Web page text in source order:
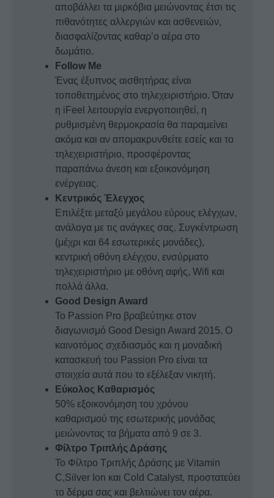
αποβάλλει τα μιρκόβια μειώνοντας έτσι τις
πιθανότητες αλλεργιών και ασθενειών,
διασφαλίζοντας καθαρ’ο αέρα στο
δωμάτιο.
Follow Me
Ένας έξυπνος αισθητήρας είναι
τοποθετημένος στο τηλεχειριστήριο. Όταν
η iFeel λειτουργία ενεργοποιηθεί, η
ρυθμισμένη θερμοκρασία θα παραμείνει
ακόμα και αν απομακρυνθείτε εσείς και το
τηλεχειριστήριο, προσφέροντας
παραπάνω άνεση και εξοικονόμηση
ενέργειας.
Κεντρικός Έλεγχος
Επιλέξτε μεταξύ μεγάλου εύρους ελέγχων,
ανάλογα με τις ανάγκες σας. Συγκέντρωση
(μέχρι και 64 εσωτερικές μονάδες),
κεντρική οθόνη ελέγχου, ενσύρματο
τηλεχειριστήριο με οθόνη αφής, Wifi και
πολλά άλλα.
Good Design Award
Το Passion Pro βραβεύτηκε στον
διαγωνισμό Good Design Award 2015. Ο
καινοτόμος σχεδιασμός και η μοναδική
κατασκευή του Passion Pro είναι τα
στοιχεία αυτά που το εξέλεξαν νικητή.
Εύκολος Καθαρισμός
50% εξοικονόμηση του χρόνου
καθαρισμού της εσωτερικής μονάδας
μειώνοντας τα βήματα από 9 σε 3.
Φίλτρο Τριπλής Δράσης
Το Φίλτρο Τριπλής Δράσης με Vitamin
C,Silver Ion και Cold Catalyst, προστατεύει
το δέρμα σας και βελτιώνει τον αέρα.